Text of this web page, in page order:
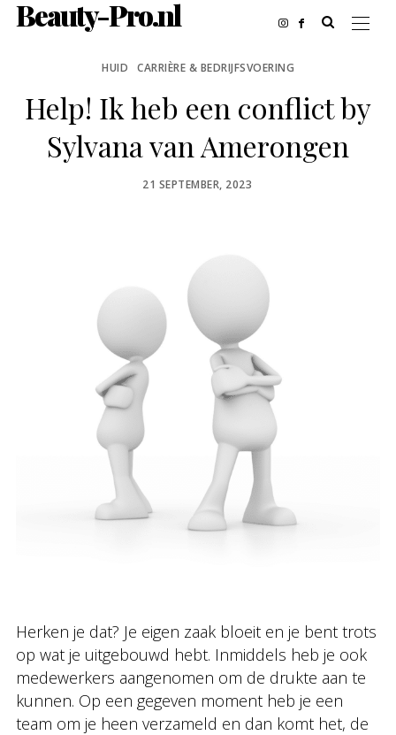
Beauty-Pro.nl
HUID CARRIÈRE & BEDRIJFSVOERING
Help! Ik heb een conflict by
Sylvana van Amerongen
POSTED
21 SEPTEMBER, 2023
Herken je dat? Je eigen zaak bloeit en je bent trots
op wat je uitgebouwd hebt. Inmiddels heb je ook
medewerkers aangenomen om de drukte aan te
kunnen. Op een gegeven moment heb je een
team om je heen verzameld en dan komt het, de